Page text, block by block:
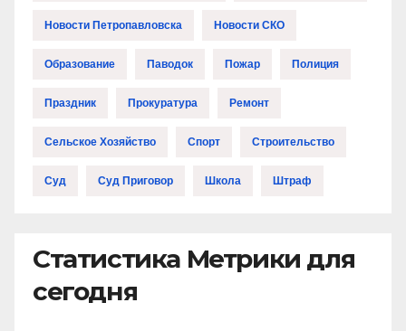
Новости Петропавловска Новости СКО
Образование Паводок Пожар Полиция
Праздник Прокуратура Ремонт
Сельское Хозяйство Спорт Строительство
Суд Суд Приговор Школа Штраф
Статистика Метрики для
сегодня